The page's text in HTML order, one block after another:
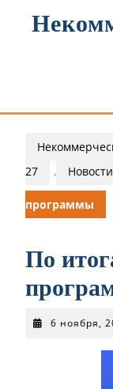
27
, Новости
программы
По
6 ноября,